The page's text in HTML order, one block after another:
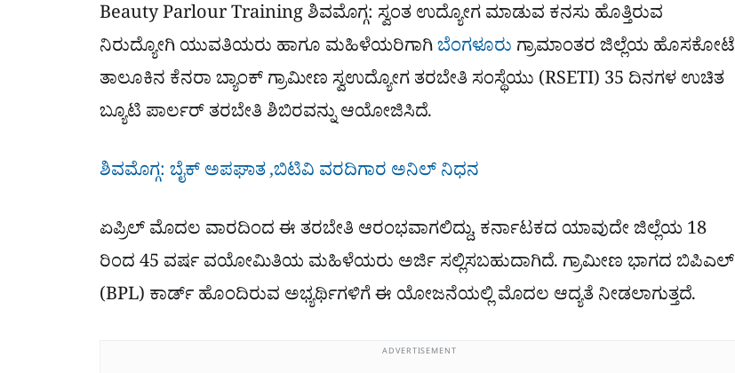
Beauty Parlour Training ಶಿವಮೊಗ್ಗ: ಸ್ವಂತ ಉದ್ಯೋಗ ಮಾಡುವ ಕನಸು ಹೊತ್ತಿರುವ
ನಿರುದ್ಯೋಗಿ ಯುವತಿಯರು ಹಾಗೂ ಮಹಿಳೆಯರಿಗಾಗಿಬೆಂಗಳೂರು ಗ್ರಾಮಾಂತರ ಜಿಲ್ಲೆಯ ಹೊಸಕೋಟೆ
ತಾಲೂಕಿನ ಕೆನರಾ ಬ್ಯಾಂಕ್ ಗ್ರಾಮೀಣ ಸ್ವಉದ್ಯೋಗ ತರಬೇತಿ ಸಂಸ್ಥೆಯು (RSETI) 35 ದಿನಗಳ ಉಚಿತ
ಬ್ಯೂಟಿ ಪಾರ್ಲರ್ ತರಬೇತಿ ಶಿಬಿರವನ್ನು ಆಯೋಜಿಸಿದೆ.
ಶಿವಮೊಗ್ಗ: ಬೈಕ್​ ಅಪಘಾತ ,ಬಿಟಿವಿ ವರದಿಗಾರ ಅನಿಲ್ ನಿಧನ
ಏಪ್ರಿಲ್ ಮೊದಲ ವಾರದಿಂದ ಈ ತರಬೇತಿ ಆರಂಭವಾಗಲಿದ್ದು, ಕರ್ನಾಟಕದ ಯಾವುದೇ ಜಿಲ್ಲೆಯ 18
ರಿಂದ 45 ವರ್ಷ ವಯೋಮಿತಿಯ ಮಹಿಳೆಯರು ಅರ್ಜಿ ಸಲ್ಲಿಸಬಹುದಾಗಿದೆ. ಗ್ರಾಮೀಣ ಭಾಗದ ಬಿಪಿಎಲ್
(BPL) ಕಾರ್ಡ್ ಹೊಂದಿರುವ ಅಭ್ಯರ್ಥಿಗಳಿಗೆ ಈ ಯೋಜನೆಯಲ್ಲಿ ಮೊದಲ ಆದ್ಯತೆ ನೀಡಲಾಗುತ್ತದೆ.
ADVERTISEMENT